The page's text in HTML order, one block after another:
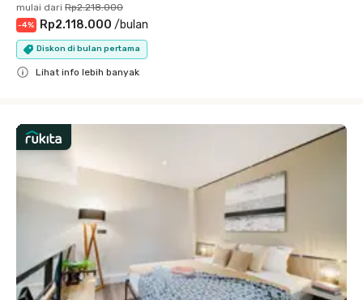
mulai dari Rp2.218.000
-4% Rp2.118.000 /bulan
Diskon di bulan pertama
Lihat info lebih banyak